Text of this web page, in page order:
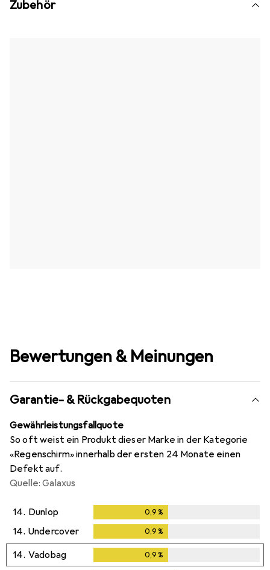
Zubehör
Bewertungen & Meinungen
Garantie- & Rückgabequoten
Gewährleistungsfallquote
So oft weist ein Produkt dieser Marke in der Kategorie
«Regenschirm» innerhalb der ersten 24 Monate einen
Defekt auf.
Quelle: Galaxus
14. Dunlop 0,9%
14. Undercover 0,9%
14. Vadobag 0,9%